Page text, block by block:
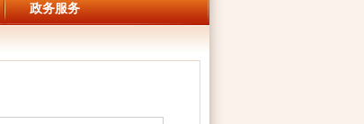
政务服务